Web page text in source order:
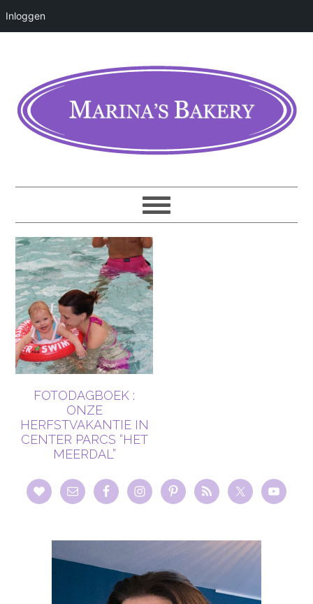
Inloggen
FOTODAGBOEK :
ONZE
HERFSTVAKANTIE IN
CENTER PARCS “HET
MEERDAL”